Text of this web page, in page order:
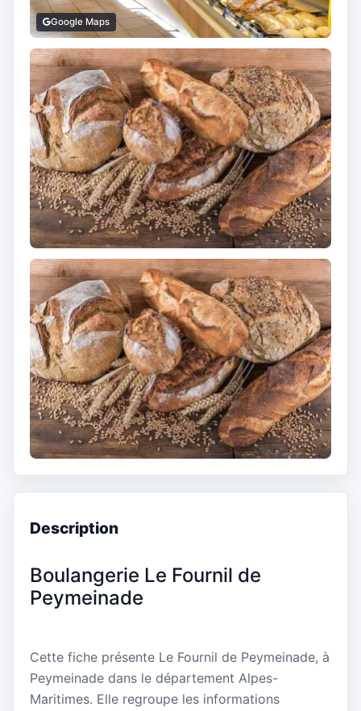
Google Maps
Description
Boulangerie Le Fournil de
Peymeinade
Cette fiche présente Le Fournil de Peymeinade, à
Peymeinade dans le département Alpes-
Maritimes. Elle regroupe les informations